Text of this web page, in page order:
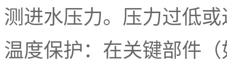
测进水压力。压力过低
温度保护：在关键部件